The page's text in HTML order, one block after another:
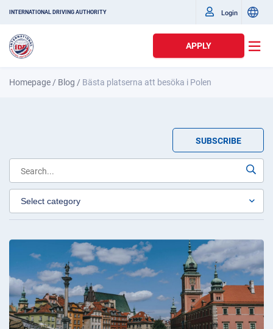
INTERNATIONAL DRIVING AUTHORITY Login
APPLY
Homepage / Blog / Bästa platserna att besöka i Polen
SUBSCRIBE